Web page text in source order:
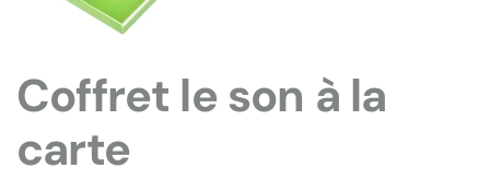
Coffret le son à la
carte